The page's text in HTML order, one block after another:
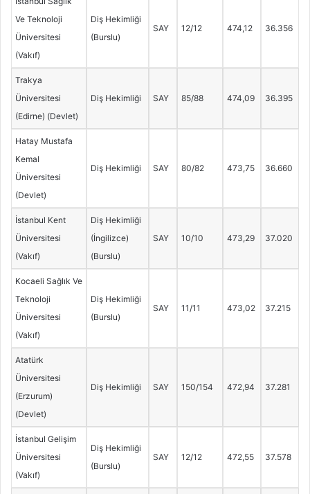
Ve Teknoloji
Üniversitesi
(Vakıf)
Diş Hekimliği
(Burslu)
SAY 12/12 474,12 36.356
Trakya
Üniversitesi
(Edirne) (Devlet)
Diş Hekimliği SAY 85/88 474,09 36.395
Hatay Mustafa
Kemal
Üniversitesi
(Devlet)
Diş Hekimliği SAY 80/82 473,75 36.660
İstanbul Kent
Üniversitesi
(Vakıf)
Diş Hekimliği
(İngilizce)
(Burslu)
SAY 10/10 473,29 37.020
Kocaeli Sağlık Ve
Teknoloji
Üniversitesi
(Vakıf)
Diş Hekimliği
(Burslu)
SAY 11/11 473,02 37.215
Atatürk
Üniversitesi
(Erzurum)
(Devlet)
Diş Hekimliği SAY 150/154 472,94 37.281
İstanbul Gelişim
Üniversitesi
(Vakıf)
Diş Hekimliği
(Burslu)
SAY 12/12 472,55 37.578